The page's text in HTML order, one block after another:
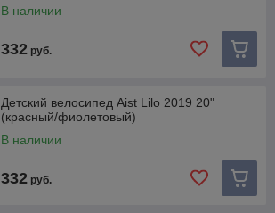
В наличии
332 руб.
Детский велосипед Aist Lilo 2019 20"
(красный/фиолетовый)
В наличии
332 руб.